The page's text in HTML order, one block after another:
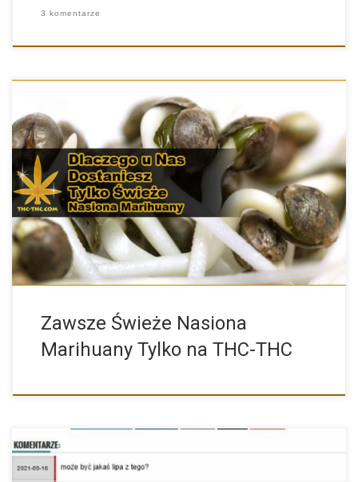
3 komentarze
Wszystkim naszym Klientom gwarantujemy zawsze świeże
nasion konopi, które sprzedajemy. […]
Zawsze Świeże Nasiona
Marihuany Tylko na THC-THC